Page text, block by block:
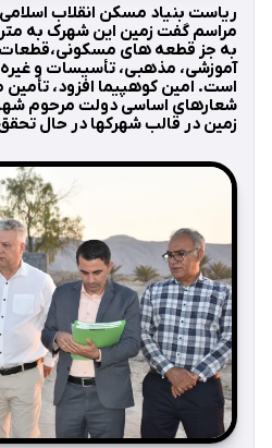
ریاست بنیاد مسکن انقلاب
به جز قطعه های مسکونی،قطعات
آموزشی، مذهبی، تأسیسات و غیره
است. امین کوهپیما افزود،
شعارهای اساسی دولت مرحوم
زمین در قالب شهرکها در حال